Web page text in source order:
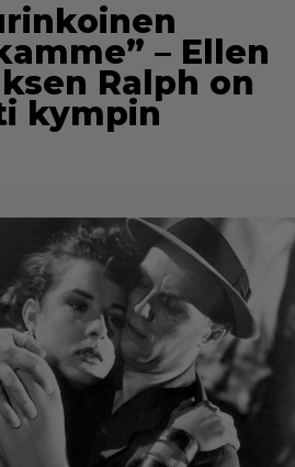
– Ellen
Ralph on
kympin